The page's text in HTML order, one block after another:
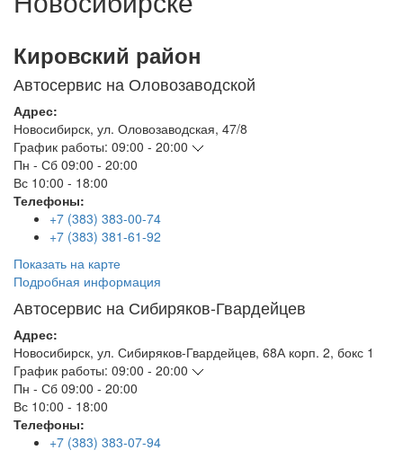
Кировский район
Автосервис на Оловозаводской
Адрес:
Новосибирск, ул. Оловозаводская, 47/8
График работы: 09:00 - 20:00
Пн - Сб 09:00 - 20:00
Вс 10:00 - 18:00
Телефоны:
+7 (383) 383-00-74
+7 (383) 381-61-92
Показать на карте
Подробная информация
Автосервис на Сибиряков-Гвардейцев
Адрес:
Новосибирск, ул. Сибиряков-Гвардейцев, 68А корп. 2, бокс 1
График работы: 09:00 - 20:00
Пн - Сб 09:00 - 20:00
Вс 10:00 - 18:00
Телефоны:
+7 (383) 383-07-94